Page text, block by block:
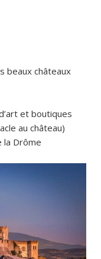
beaux châteaux
et boutiques
au château)
la Drôme